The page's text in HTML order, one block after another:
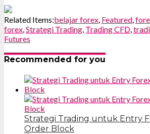
Related Items:belajar forex, Featured,
forex,Strategi Trading, Trading CFD,
Futures
Recommended for you
Strategi Trading untuk Entry
Order Block